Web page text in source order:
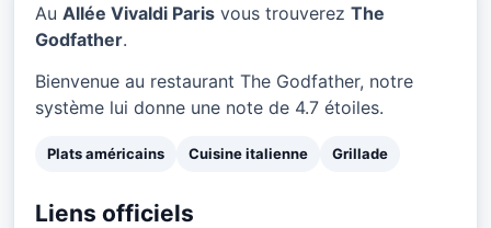
Au Allée Vivaldi Paris vous trouverez The
Godfather.
Bienvenue au restaurant The Godfather, notre
système lui donne une note de 4.7 étoiles.
Plats américains Cuisine italienne Grillade
Liens officiels